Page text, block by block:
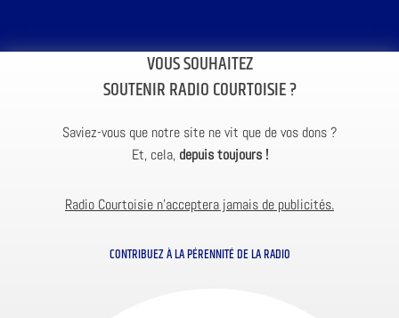
VOUS SOUHAITEZ
SOUTENIR RADIO COURTOISIE ?
Saviez-vous que notre site ne vit que de vos dons ?
Et, cela, depuis toujours !
Radio Courtoisie n’acceptera jamais de publicités.
CONTRIBUEZ À LA PÉRENNITÉ DE LA RADIO